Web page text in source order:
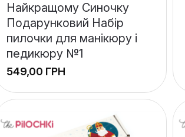
Найкращому Синочку
Подарунковий Набір
пилочки для манікюру і
педикюру №1
ГРН